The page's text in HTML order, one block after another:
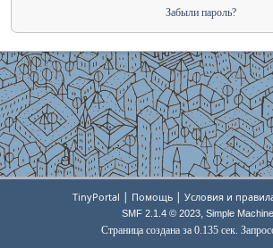
Забыли пароль?
TinyPortal | Помощь | Условия и
SMF 2.1.4 © 2023, Simple
Страница создана за 0.135 сек.